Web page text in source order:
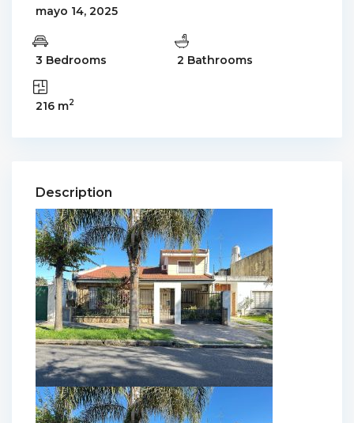
mayo 14, 2025
3 Bedrooms 2 Bathrooms
216 m2
Description